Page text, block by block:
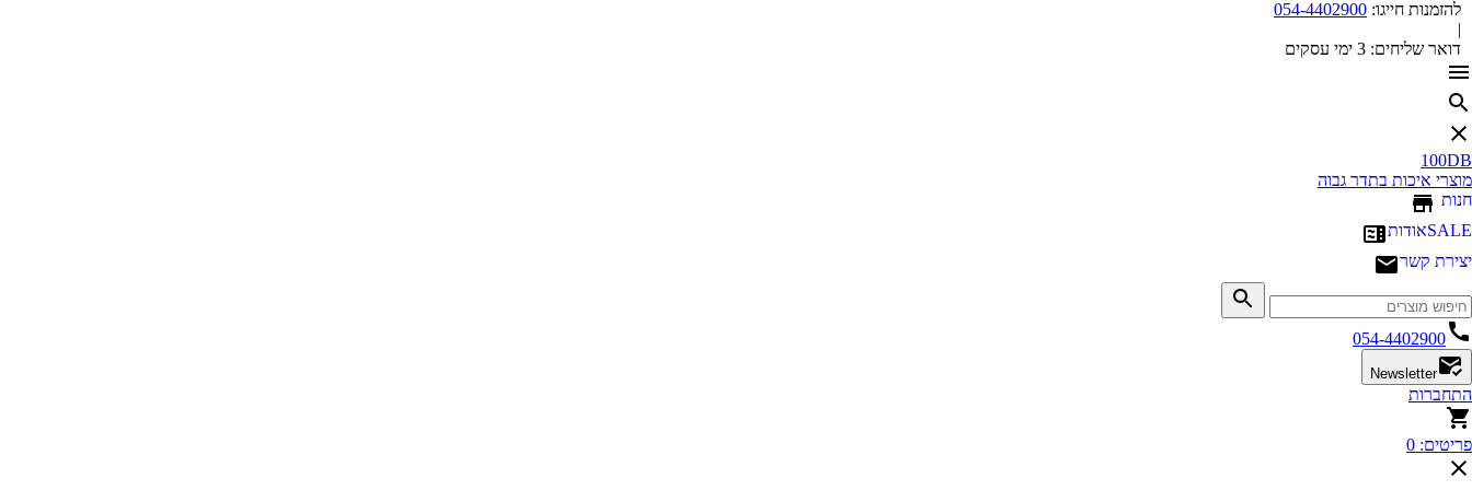
להזמנות חייגו: 054-4402900
|
דואר שליחים: 3 ימי עסקים
100DB
מוצרי איכות בתדר גבוה
חנות
SALEאודות
יצירת קשר
054-4402900
Newsletter
התחברות
פריטים: 0